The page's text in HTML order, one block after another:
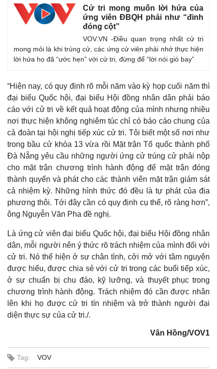
Thể thao
Bóng đá
Lịch thi đấu bóng đá
Thế giới thể thao
eSports
Hậu trường
Ô tô - Xe máy
Xe máy
Tư vấn
Cử tri mong muốn lời hứa của
ứng viên ĐBQH phải như “đinh
đóng cột”
VOV.VN -Điều quan trọng nhất cử tri
mong mỏi là khi trúng cử, các ứng cử viên phải nhớ thực hiện
lời hứa họ đã “ước hẹn” với cử tri, đừng để “lời nói gió bay”
“Hiện nay, có quy định rõ mỗi năm vào kỳ họp cuối năm thì
đại biểu Quốc hội, đại biểu Hội đồng nhân dân phải báo
cáo với cử tri về kết quả hoạt động của mình nhưng nhiều
nơi thực hiện không nghiêm túc chỉ có báo cáo chung của
cả đoàn tại hội nghị tiếp xúc cử tri. Tôi biết một số nơi như
trong bầu cử khóa 13 vừa rồi Mặt trận Tổ quốc thành phố
Đà Nẵng yêu cầu những người ứng cử trúng cử phải nộp
cho mặt trận chương trình hành động để mặt trận đóng
thành quyển và phát cho các thành viên mặt trận giám sát
cả nhiệm kỳ. Những hình thức đó đều là tự phát của địa
phương thôi. Tới đây cần có quy định cụ thể, rõ ràng hơn”,
ông Nguyễn Văn Pha đề nghị.
Là ứng cử viên đại biểu Quốc hội, đại biểu Hội đồng nhân
dân, mỗi người nên ý thức rõ trách nhiệm của mình đối với
cử tri. Nó thể hiện ở sự chân tình, cởi mở với tâm nguyện
được hiểu, được chia sẻ với cử tri trong các buổi tiếp xúc,
ở sự chuẩn bị chu đáo, kỹ lưỡng, và thuyết phục trong
chương trình hành động. Trách nhiệm đó cần được nhân
lên khi họ được cử tri tín nhiệm và trở thành người đại
diện thực sự của cử tri./.
Vân Hồng/VOV1
Tag: VOV